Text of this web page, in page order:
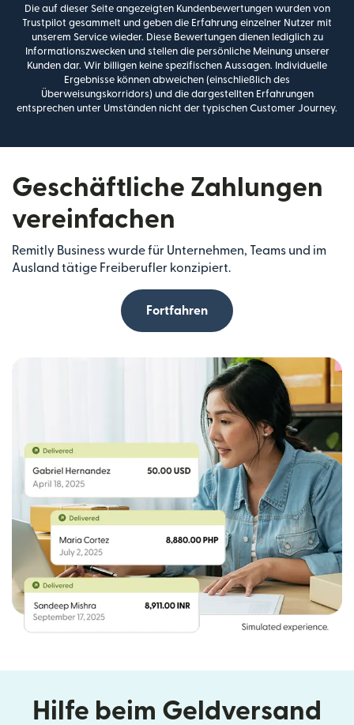
Die auf dieser Seite angezeigten Kundenbewertungen wurden von
Trustpilot gesammelt und geben die Erfahrung einzelner Nutzer mit
unserem Service wieder. Diese Bewertungen dienen lediglich zu
Informationszwecken und stellen die persönliche Meinung unserer
Kunden dar. Wir billigen keine spezifischen Aussagen. Individuelle
Ergebnisse können abweichen (einschließlich des
Überweisungskorridors) und die dargestellten Erfahrungen
entsprechen unter Umständen nicht der typischen Customer Journey.
Geschäftliche Zahlungen
vereinfachen
Remitly Business wurde für Unternehmen, Teams und im
Ausland tätige Freiberufler konzipiert.
Fortfahren
Hilfe beim Geldversand